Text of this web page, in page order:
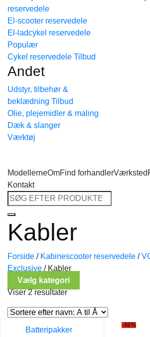
reservedele
El-scooter reservedele
El-ladcykel reservedele
Cykel reservedele
Andet
Udstyr, tilbehør &
beklædning
Olie, plejemidler & maling
Dæk & slanger
Værktøj
ModellerneOmFind forhandlerVærksted
Kontakt
Søg
efter:
Kabler
Forside / Kabinescooter reservedele /
Exclusive /Kabler
Vælg kategori
Viser 2 resultater
Batteripakker
-48%